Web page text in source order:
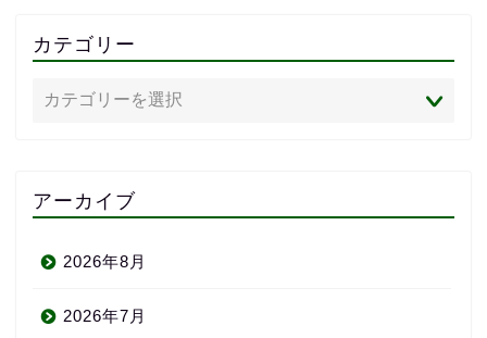
カテゴリー
アーカイブ
2026年8月
2026年7月